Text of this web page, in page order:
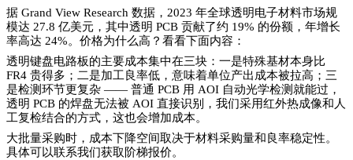
据 Grand View Research 数据，2023 年全球透明电子材料市场规
模达 27.8 亿美元，其中透明 PCB 贡献了约 19% 的份额，年增长
率高达 24%。价格为什么高？看看下面内容：
透明键盘电路板的主要成本集中在三块：一是特殊基材本身比
FR4 贵得多；二是加工良率低，意味着单位产出成本被拉高；三
是检测环节更复杂 —— 普通 PCB 用 AOI 自动光学检测就能过，
透明 PCB 的焊盘无法被 AOI 直接识别，我们采用红外热成像和人
工复检结合的方式，这也会增加成本。
大批量采购时，成本下降空间取决于材料采购量和良率稳定性。
具体可以联系我们获取阶梯报价。